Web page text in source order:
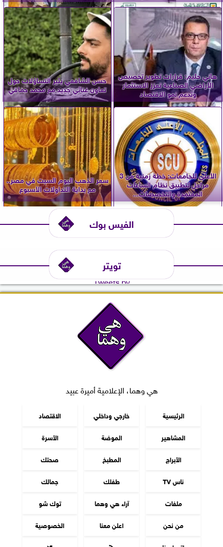
هاني حليم: قرارات تطوير تخصيص
الأراضي الصناعية تعزز الاستثمار
وتدعم نمو الاقتصاد
حسن الشافعي يثير التساؤلات حول
تعاون غنائي جديد مع محمد حماقي
الأعلى للجامعات: خطة زمنية من 3
مراحل لتطبيق نظام الساعات
المعتمدة والتخصصات...
سعر الذهب اليوم السبت في مصر..
مع بداية التداولات الأسبوع
الفيس بوك
تويتر
Tweets by
هي وهما، الإعلامية أميرة عبيد
الرئيسية خارجي وداخلي
الاقتصاد
المشاهير
الموضة
الأسرة
الأبراج
المطبخ
صحتك
ناس TV
طفلك
جمالك
ملفات
آراء هي وهما
توك شو
من نحن
اعلن معنا
الخصوصية